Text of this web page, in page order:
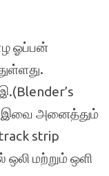
ஓப்பன்
இவை அனைத்தும்
strip
மற்றும் ஒளி